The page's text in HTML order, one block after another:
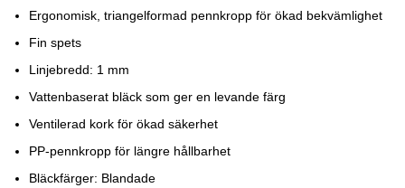
Ergonomisk, triangelformad pennkropp för ökad bekvämlighet
Fin spets
Linjebredd: 1 mm
Vattenbaserat bläck som ger en levande färg
Ventilerad kork för ökad säkerhet
PP-pennkropp för längre hållbarhet
Bläckfärger: Blandade